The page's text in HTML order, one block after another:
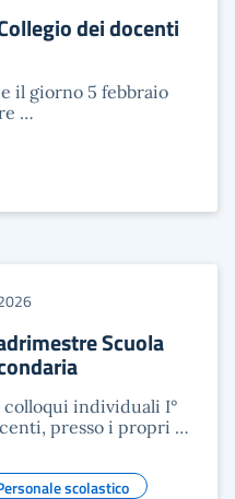
dei docenti
il giorno 5 febbraio
…
Scuola
individuali I°
presso i propri …
scolastico